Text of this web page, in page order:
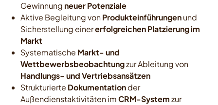
Gewinnung neuer Potenziale
Aktive Begleitung vonProdukteinführungenund
Sicherstellung einererfolgreichen Platzierung im
Markt
Systematische Markt- und
Wettbewerbsbeobachtungzur Ableitung von
Handlungs- und Vertriebsansätzen
Strukturierte Dokumentationder
Außendienstaktivitäten imCRM-Systemzur